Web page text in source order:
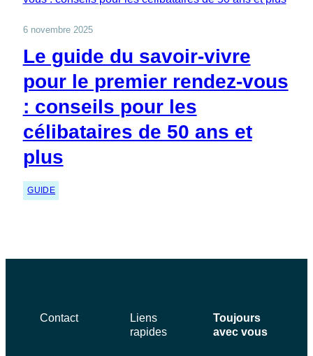
6 novembre 2025
Le guide du savoir-vivre
pour le premier rendez-vous
: conseils pour les
célibataires de 50 ans et
plus
GUIDE
Contact
Liens
rapides
Toujours
avec vous